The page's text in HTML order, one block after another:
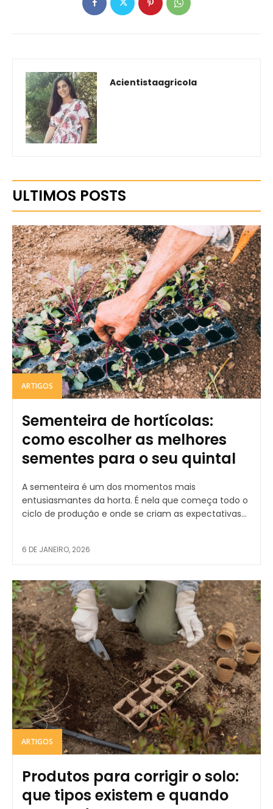
Acientistaagricola
ULTIMOS POSTS
ARTIGOS
Sementeira de hortícolas:
como escolher as melhores
sementes para o seu quintal
A sementeira é um dos momentos mais
entusiasmantes da horta. É nela que começa todo o
ciclo de produção e onde se criam as expectativas...
6 DE JANEIRO, 2026
ARTIGOS
Produtos para corrigir o solo:
que tipos existem e quando